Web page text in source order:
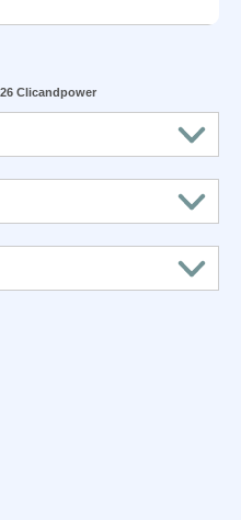
Clicandpower